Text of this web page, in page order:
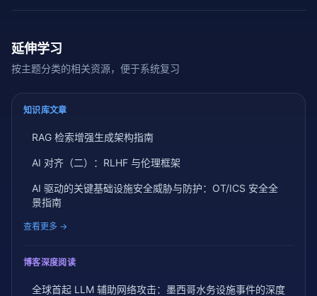
延伸学习
按主题分类的相关资源，便于系统复习
知识库文章
RAG 检索增强生成架构指南
AI 对齐（二）：RLHF 与伦理框架
AI 驱动的关键基础设施安全威胁与防护：OT/ICS 安全全
景指南
查看更多 →
博客深度阅读
全球首起 LLM 辅助网络攻击：墨西哥水务设施事件的深度